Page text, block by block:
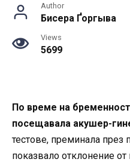
Author
Бисера Ґоргыва
Views
5699
По време на
посещавала акушер-
тестове, преминала през
показвало отклонение